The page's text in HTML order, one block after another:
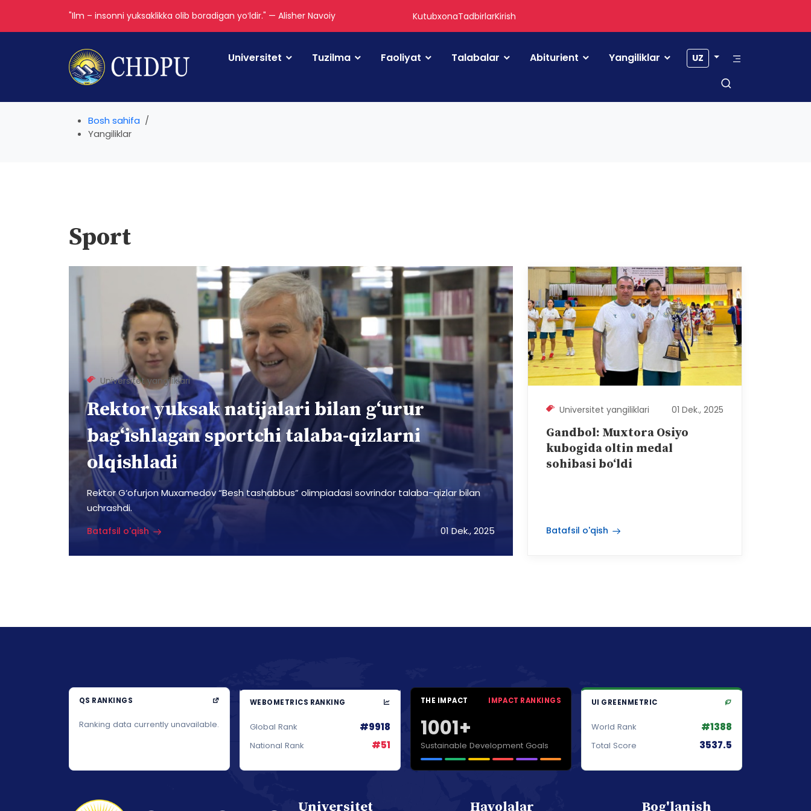
"Ilm – insonni yuksaklikka olib boradigan yoʻldir." — Alisher Navoiy KutubxonaTadbirlarKirish
Universitet Tuzilma Faoliyat Talabalar Abiturient Yangiliklar UZ
Bosh sahifa
Yangiliklar
Sport
Universitet yangiliklari
Rektor yuksak natijalari bilan g‘urur
bag‘ishlagan sportchi talaba-qizlarni
olqishladi
Rektor G‘ofurjon Muxamedov “Besh tashabbus” olimpiadasi sovrindor talaba-qizlar bilan
uchrashdi.
Batafsil o'qish 01 Dek., 2025
Universitet yangiliklari 01 Dek., 2025
Gandbol: Muxtora Osiyo
kubogida oltin medal
sohibasi bo‘ldi
Batafsil o'qish
QS RANKINGS
Ranking data currently unavailable.
WEBOMETRICS RANKING
Global Rank #9918
National Rank #51
THE IMPACT IMPACT RANKINGS
1001+
Sustainable Development Goals
UI GREENMETRIC
World Rank #1388
Total Score 3537.5
Universitet Havolalar Bog'lanish